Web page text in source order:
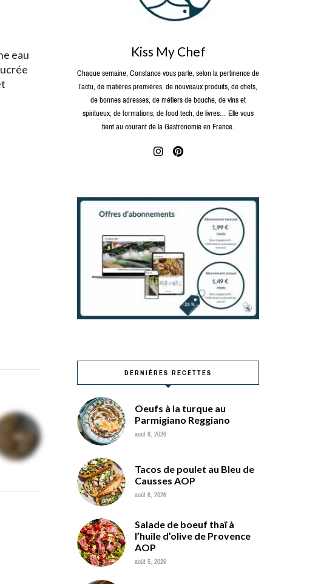
eau
Kiss My Chef
Chaque semaine, Constance vous parle, selon la pertinence de
l’actu, de matières premières, de nouveaux produits, de chefs,
de bonnes adresses, de métiers de bouche, de vins et
spiritueux, de formations, de food tech, de livres… Elle vous
tient au courant de la Gastronomie en France.
DERNIÈRES RECETTES
Oeufs à la turque au
Parmigiano Reggiano
août 6, 2026
Tacos de poulet au Bleu de
Causses AOP
août 6, 2026
Salade de boeuf thaï à
l’huile d’olive de Provence
AOP
août 5, 2026